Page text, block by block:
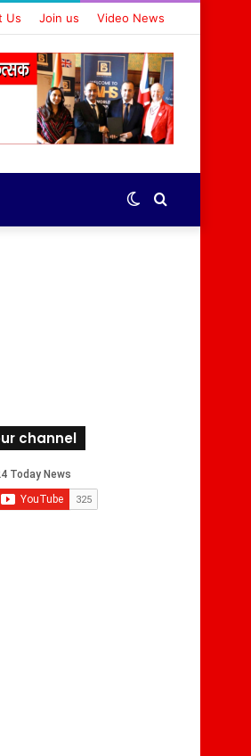
Us Join us Video News
Search
Switch
channel